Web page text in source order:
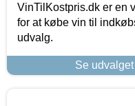
VinTilKostpris.dk er en
for at købe vin til
udvalg.
Se